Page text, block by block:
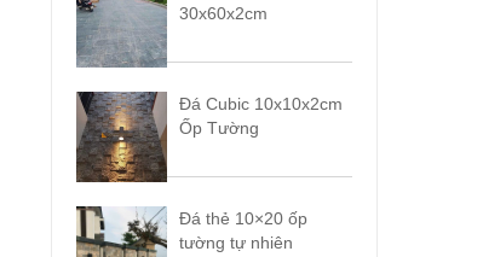
30x60x2cm
Đá Cubic 10x10x2cm
Ốp Tường
Đá thẻ 10×20 ốp
tường tự nhiên